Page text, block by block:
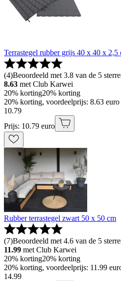
Terrastegel rubber grijs 40 x 40 x 2,5
(4)Beoordeeld met 3.8 van de 5
8.63 met Club Karwei
20% korting20% korting
20% korting, voordeelprijs: 8.63
10.79
Prijs: 10.79 euro
Rubber terrastegel zwart 50 x 50 cm
(7)Beoordeeld met 4.6 van de 5
11.99 met Club Karwei
20% korting20% korting
20% korting, voordeelprijs: 11.99
14.99